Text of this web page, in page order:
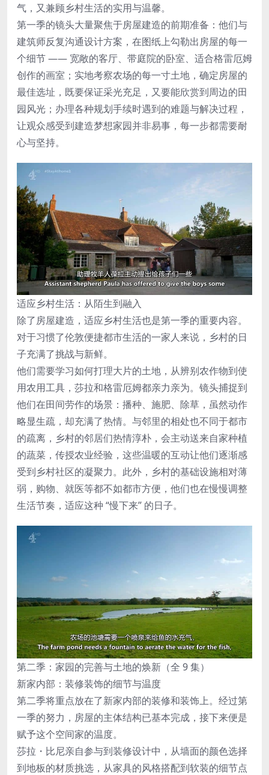
气，又兼顾乡村生活的实用与温馨。
第一季的镜头大量聚焦于房屋建造的前期准备：他们与
建筑师反复沟通设计方案，在图纸上勾勒出房屋的每一
个细节 —— 宽敞的客厅、带庭院的卧室、适合格雷厄姆
创作的画室；实地考察农场的每一寸土地，确定房屋的
最佳选址，既要保证采光充足，又要能欣赏到周边的田
园风光；办理各种规划手续时遇到的难题与解决过程，
让观众感受到建造梦想家园并非易事，每一步都需要耐
心与坚持。
适应乡村生活：从陌生到融入
除了房屋建造，适应乡村生活也是第一季的重要内容。
对于习惯了伦敦便捷都市生活的一家人来说，乡村的日
子充满了挑战与新鲜。
他们需要学习如何打理大片的土地，从辨别农作物到使
用农用工具，莎拉和格雷厄姆都亲力亲为。镜头捕捉到
他们在田间劳作的场景：播种、施肥、除草，虽然动作
略显生疏，却充满了热情。与邻里的相处也不同于都市
的疏离，乡村的邻居们热情淳朴，会主动送来自家种植
的蔬菜，传授农业经验，这些温暖的互动让他们逐渐感
受到乡村社区的凝聚力。此外，乡村的基础设施相对薄
弱，购物、就医等都不如都市方便，他们也在慢慢调整
生活节奏，适应这种 “慢下来” 的日子。
第二季：家园的完善与土地的焕新（全 9 集）
新家内部：装修装饰的细节与温度
第二季将重点放在了新家内部的装修和装饰上。经过第
一季的努力，房屋的主体结构已基本完成，接下来便是
赋予这个空间家的温度。
莎拉・比尼亲自参与到装修设计中，从墙面的颜色选择
到地板的材质挑选，从家具的风格搭配到软装的细节点